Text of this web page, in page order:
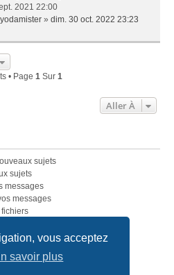
vous acceptez
savoir plus
2021 22:00
yodamister » dim. 30 oct. 2022 23:23
• Page 1Sur 1
Aller À
sujets
sujets
messages
messages
contacter